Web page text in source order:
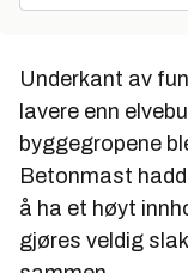
Underkant av
lavere enn
byggegropene
Betonmast
å ha et høyt
gjøres veldig